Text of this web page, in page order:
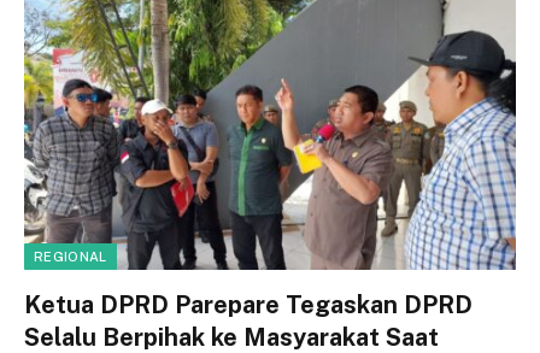
REGIONAL
Ketua DPRD Parepare Tegaskan DPRD
Selalu Berpihak ke Masyarakat Saat